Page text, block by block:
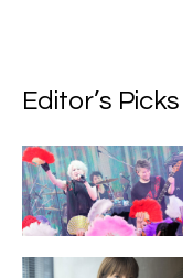
Editor’s Picks